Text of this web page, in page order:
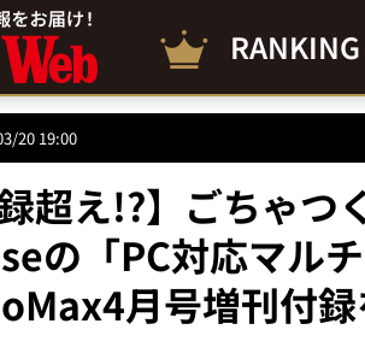
RANKING
20 19:00
録超え!?】ごちゃつ
の「PC対応マル
月号増刊付